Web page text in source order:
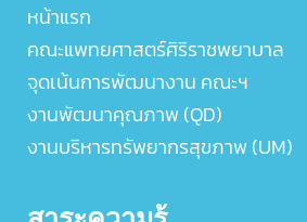
หน้าแรก
คณะแพทยศาสตร์ศิริราชพยาบาล
จุดเน้นการพัฒนางาน คณะฯ
งานพัฒนาคุณภาพ (QD)
งานบริหารทรัพยากรสุขภาพ (UM)